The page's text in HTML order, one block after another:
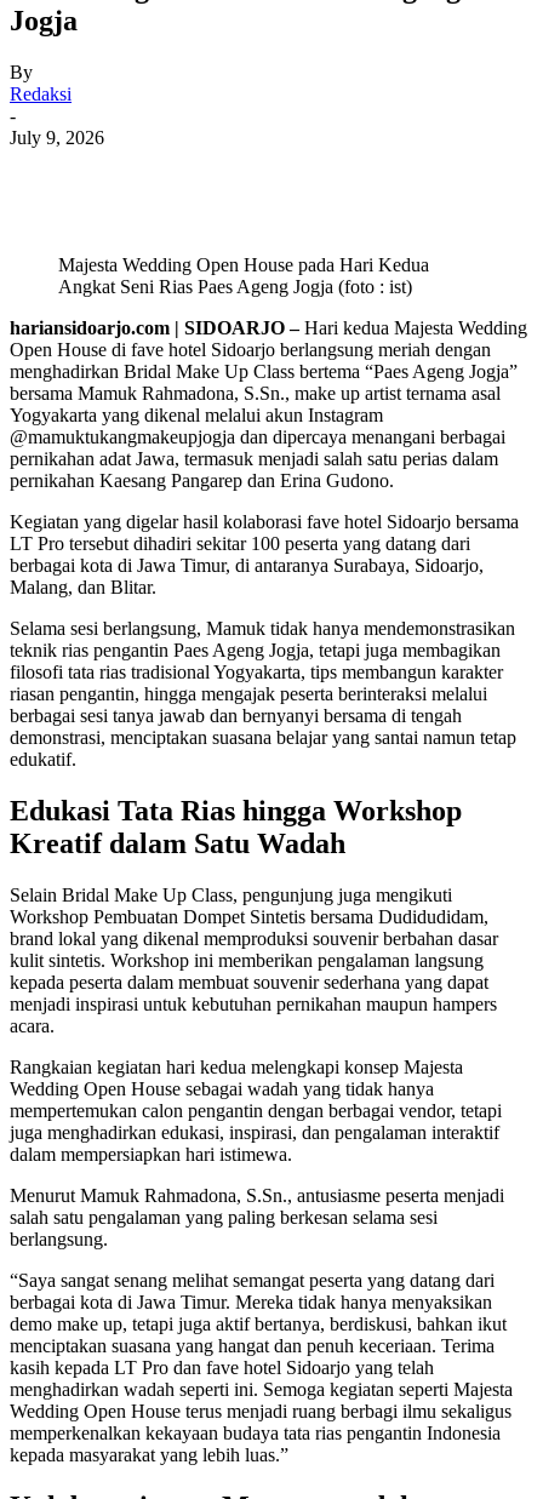
Jogja
By
Redaksi
-
July 9, 2026
Majesta Wedding Open House pada Hari Kedua
Angkat Seni Rias Paes Ageng Jogja (foto : ist)
hariansidoarjo.com | SIDOARJO –Hari kedua Majesta Wedding
Open House di fave hotel Sidoarjo berlangsung meriah dengan
menghadirkan Bridal Make Up Class bertema “Paes Ageng Jogja”
bersama Mamuk Rahmadona, S.Sn., make up artist ternama asal
Yogyakarta yang dikenal melalui akun Instagram
@mamuktukangmakeupjogja dan dipercaya menangani berbagai
pernikahan adat Jawa, termasuk menjadi salah satu perias dalam
pernikahan Kaesang Pangarep dan Erina Gudono.
Kegiatan yang digelar hasil kolaborasi fave hotel Sidoarjo bersama
LT Pro tersebut dihadiri sekitar 100 peserta yang datang dari
berbagai kota di Jawa Timur, di antaranya Surabaya, Sidoarjo,
Malang, dan Blitar.
Selama sesi berlangsung, Mamuk tidak hanya mendemonstrasikan
teknik rias pengantin Paes Ageng Jogja, tetapi juga membagikan
filosofi tata rias tradisional Yogyakarta, tips membangun karakter
riasan pengantin, hingga mengajak peserta berinteraksi melalui
berbagai sesi tanya jawab dan bernyanyi bersama di tengah
demonstrasi, menciptakan suasana belajar yang santai namun tetap
edukatif.
Edukasi Tata Rias hingga Workshop
Kreatif dalam Satu Wadah
Selain Bridal Make Up Class, pengunjung juga mengikuti
Workshop Pembuatan Dompet Sintetis bersama Dudidudidam,
brand lokal yang dikenal memproduksi souvenir berbahan dasar
kulit sintetis. Workshop ini memberikan pengalaman langsung
kepada peserta dalam membuat souvenir sederhana yang dapat
menjadi inspirasi untuk kebutuhan pernikahan maupun hampers
acara.
Rangkaian kegiatan hari kedua melengkapi konsep Majesta
Wedding Open House sebagai wadah yang tidak hanya
mempertemukan calon pengantin dengan berbagai vendor, tetapi
juga menghadirkan edukasi, inspirasi, dan pengalaman interaktif
dalam mempersiapkan hari istimewa.
Menurut Mamuk Rahmadona, S.Sn., antusiasme peserta menjadi
salah satu pengalaman yang paling berkesan selama sesi
berlangsung.
“Saya sangat senang melihat semangat peserta yang datang dari
berbagai kota di Jawa Timur. Mereka tidak hanya menyaksikan
demo make up, tetapi juga aktif bertanya, berdiskusi, bahkan ikut
menciptakan suasana yang hangat dan penuh keceriaan. Terima
kasih kepada LT Pro dan fave hotel Sidoarjo yang telah
menghadirkan wadah seperti ini. Semoga kegiatan seperti Majesta
Wedding Open House terus menjadi ruang berbagi ilmu sekaligus
memperkenalkan kekayaan budaya tata rias pengantin Indonesia
kepada masyarakat yang lebih luas.”